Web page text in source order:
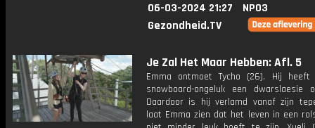
06-03-2024 21:27
NPO3
Gezondheid.TV
Je Zal Het Maar Hebben: Afl. 5
Emma ontmoet Tycho (26). Hij
snowboard-ongeluk een dwarslaesie
Daardoor is hij verlamd vanaf zijn
laat Emma zien dat het leven in een